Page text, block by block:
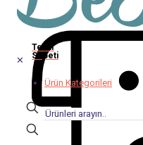
Teklif
Sepeti
✕
Ürün Kategorileri